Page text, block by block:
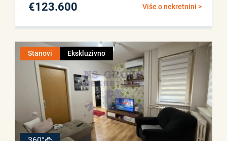
Više o nekretnini >
€123.600
Stanovi Ekskluzivno